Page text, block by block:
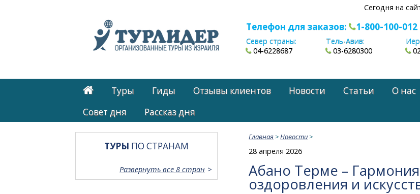
Сегодня на
Телефон для заказов: 1-800-100-012
Север страны:
04-6228687
Тель-Авив:
03-6280300
Туры Гиды Отзывы клиентов Новости Статьи О нас
Cовет дня
Рассказ дня
Главная >Новости >
28 апреля 2026
Абано Терме –
оздоровления и
ТУРЫ ПО СТРАНАМ
Развернуть все 8 стран